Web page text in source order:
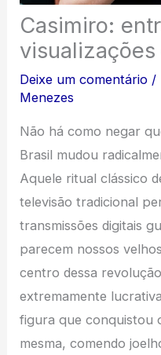
Casimiro:
Deixe um comentário /
Menezes
Não há como negar
Brasil mudou
Aquele ritual clássico
televisão tradicional
transmissões digitais
parecem nossos
centro dessa
extremamente
figura que conquistou
mesma, comendo